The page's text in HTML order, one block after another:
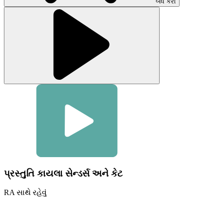
પ્રસ્તુતિ કાયલા સેન્ડર્સ અને કેટ
RA સાથે રહેવું